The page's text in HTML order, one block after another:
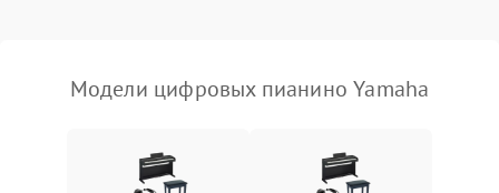
Модели цифровых пианино Yamaha